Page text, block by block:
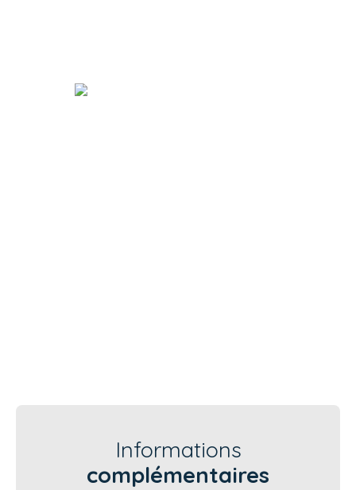
Informations
complémentaires